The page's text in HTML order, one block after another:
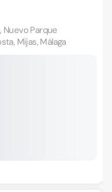
Nuevo Parque
Mijas, Málaga